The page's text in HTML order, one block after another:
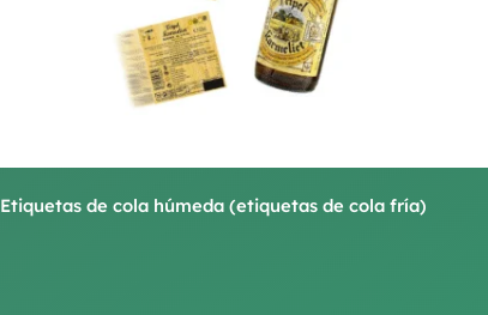
Etiquetas de cola húmeda (etiquetas de cola fría)